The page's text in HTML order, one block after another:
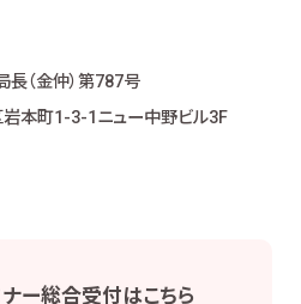
長（金仲）第787号
本町1-3-1 ニュー中野ビル3F
ナー総合受付はこちら